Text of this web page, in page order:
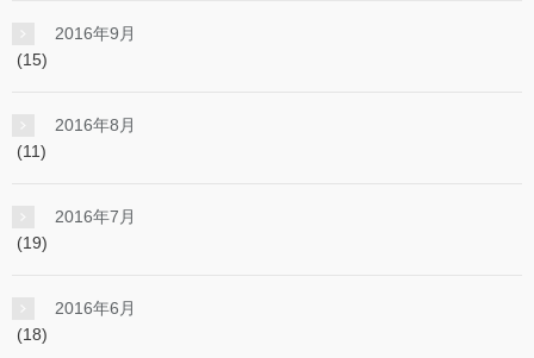
2016年9月
(15)
2016年8月
(11)
2016年7月
(19)
2016年6月
(18)